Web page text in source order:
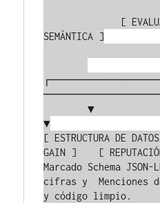
SEMÁNTICA ]
        ▼                        ▼
▼
[ ESTRUCTURA DE
GAIN ]    [
Marcado Schema
cifras y  Menciones
y código limpio.